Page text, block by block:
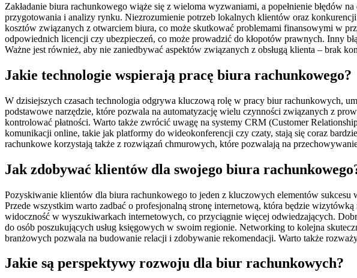
Zakładanie biura rachunkowego wiąże się z wieloma wyzwaniami, a popełnienie błędów
przygotowania i analizy rynku. Niezrozumienie potrzeb lokalnych klientów oraz
kosztów związanych z otwarciem biura, co może skutkować problemami finansowymi w
odpowiednich licencji czy ubezpieczeń, co może prowadzić do kłopotów prawnych. Inny
Ważne jest również, aby nie zaniedbywać aspektów związanych z obsługą klienta – brak
Jakie technologie wspierają pracę biura rachunkowego?
W dzisiejszych czasach technologia odgrywa kluczową rolę w pracy biur rachunkowych,
podstawowe narzędzie, które pozwala na automatyzację wielu czynności związanych z
kontrolować płatności. Warto także zwrócić uwagę na systemy CRM (Customer
komunikacji online, takie jak platformy do wideokonferencji czy czaty, stają się coraz
rachunkowe korzystają także z rozwiązań chmurowych, które pozwalają na
Jak zdobywać klientów dla swojego biura
Pozyskiwanie klientów dla biura rachunkowego to jeden z kluczowych elementów
Przede wszystkim warto zadbać o profesjonalną stronę internetową, która będzie
widoczność w wyszukiwarkach internetowych, co przyciągnie więcej odwiedzających.
do osób poszukujących usług księgowych w swoim regionie. Networking to kolejna
branżowych pozwala na budowanie relacji i zdobywanie rekomendacji. Warto także
Jakie są perspektywy rozwoju dla biur rachunkowych?